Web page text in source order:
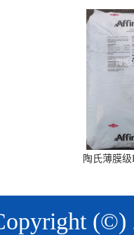
陶氏薄膜级